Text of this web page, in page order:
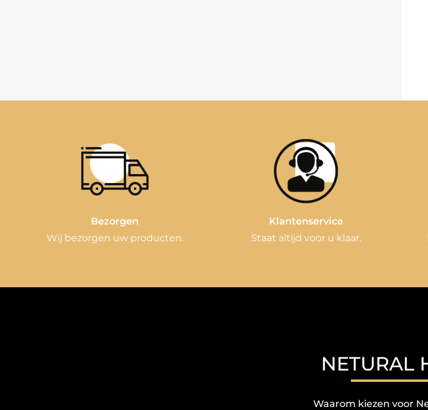
Bezorgen
Wij bezorgen uw producten.
Klantenservice
Staat altijd voor u klaar.
NETURAL
Waarom kiezen voor